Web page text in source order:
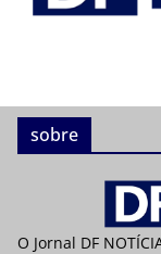
sobre
O Jornal DF